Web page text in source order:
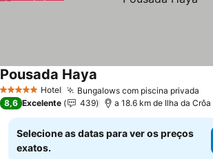
5 Estrelas Hotel Bungalows com piscina privada
Pousada Haya
8,6 Excelente 439 a 18.6 km de Ilha da Crôa
Selecione as datas para ver os preços
exatos.